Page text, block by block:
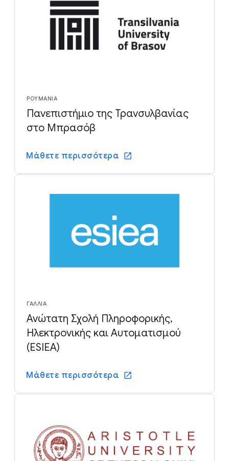
ΡΟΥΜΑΝΊΑ
Πανεπιστήμιο της Τρανσυλβανίας
στο Μπρασόβ
Μάθετε περισσότερα
ΓΑΛΛΊΑ
Ανώτατη Σχολή Πληροφορικής,
Ηλεκτρονικής και Αυτοματισμού
(ESIEA)
Μάθετε περισσότερα